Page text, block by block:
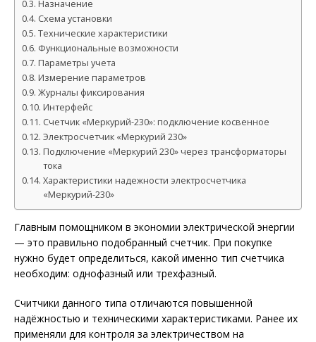
Назначение
Схема установки
Технические характеристики
Функциональные возможности
Параметры учета
Измерение параметров
Журналы фиксирования
Интерфейс
Счетчик «Меркурий-230»: подключение косвенное
Электросчетчик «Меркурий 230»
Подключение «Меркурий 230» через трансформаторы
тока
Характеристики надежности электросчетчика
«Меркурий-230»
Главным помощником в экономии электрической энергии
— это правильно подобранный счетчик. При покупке
нужно будет определиться, какой именно тип счетчика
необходим: однофазный или трехфазный.
Считчики данного типа отличаются повышенной
надёжностью и техническими характеристиками. Ранее их
применяли для контроля за электричеством на